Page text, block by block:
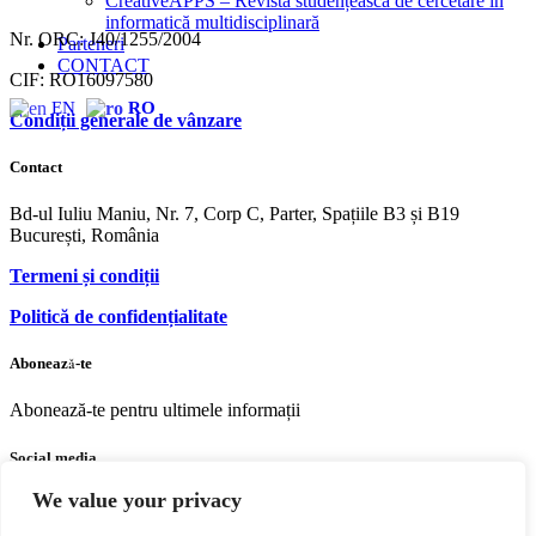
We value your privacy
informatică multidisciplinară
Parteneri
CONTACT
EN RO
Nr. ORC: J40/1255/2004
CIF: RO16097580
Condiții generale de vânzare
Contact
Bd-ul Iuliu Maniu, Nr. 7, Corp C, Parter, Spațiile B3 și B19
București, România
Termeni și condiții
Politică de confidențialitate
Abonează-te
Abonează-te pentru ultimele informații
Social media
FacebookYoutubeInstagram